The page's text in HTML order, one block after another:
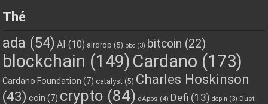
Thẻ
ada (54) AI (10) airdrop (5) bbo (3) bitcoin (22)
blockchain (149) Cardano (173)
Cardano Foundation (7) catalyst (5) Charles Hoskinson
(43) coin (7) crypto (84) dApps (4) Defi (13) depin (3) Dust